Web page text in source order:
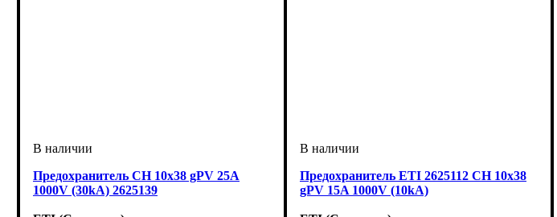
Предохранитель CH 10x38 gPV 25A
1000V (30kA) 2625139
Предохранитель ETI 2625112 CH 10x38
gPV 15A 1000V (10kA)